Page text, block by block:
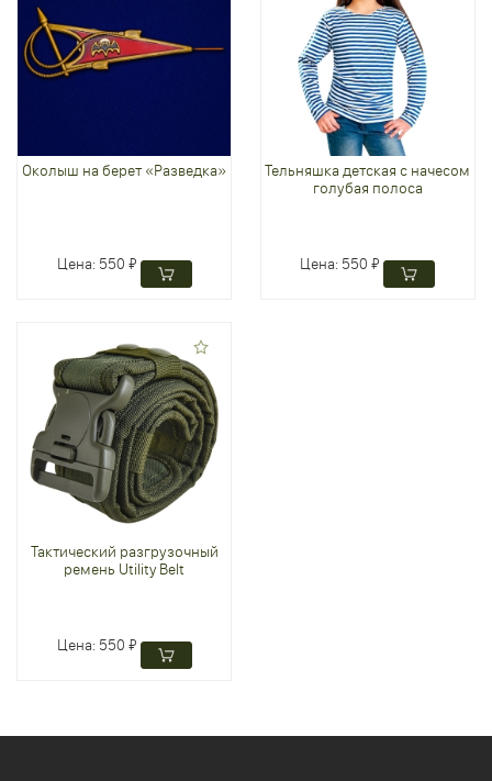
Околыш на берет «Разведка»
Цена: 550 ₽
Тельняшка детская с начесом
голубая полоса
Цена: 550 ₽
Тактический разгрузочный
ремень Utility Belt
Цена: 550 ₽